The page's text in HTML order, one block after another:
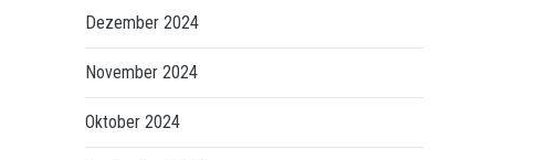
Dezember 2024
November 2024
Oktober 2024